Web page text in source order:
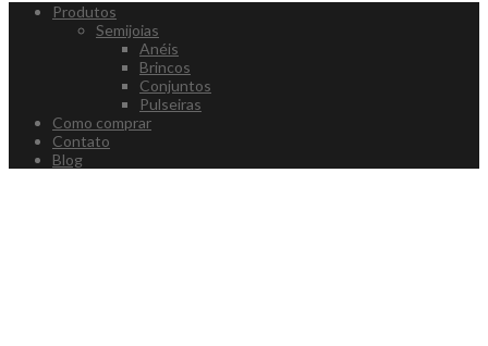
Produtos
Semijoias
Anéis
Brincos
Conjuntos
Pulseiras
Como comprar
Contato
Blog